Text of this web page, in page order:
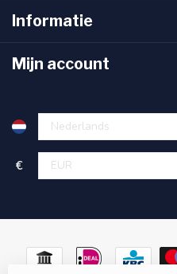
Informatie
Mijn account
€